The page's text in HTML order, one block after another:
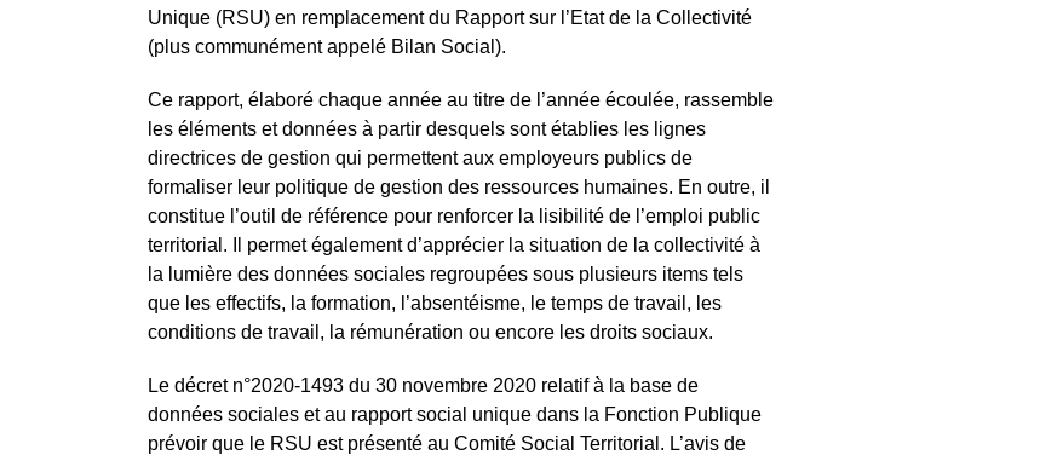
Unique (RSU) en remplacement du Rapport sur l’Etat de la Collectivité
(plus communément appelé Bilan Social).
Ce rapport, élaboré chaque année au titre de l’année écoulée, rassemble
les éléments et données à partir desquels sont établies les lignes
directrices de gestion qui permettent aux employeurs publics de
formaliser leur politique de gestion des ressources humaines. En outre, il
constitue l’outil de référence pour renforcer la lisibilité de l’emploi public
territorial. Il permet également d’apprécier la situation de la collectivité à
la lumière des données sociales regroupées sous plusieurs items tels
que les effectifs, la formation, l’absentéisme, le temps de travail, les
conditions de travail, la rémunération ou encore les droits sociaux.
Le décret n°2020-1493 du 30 novembre 2020 relatif à la base de
données sociales et au rapport social unique dans la Fonction Publique
prévoir que le RSU est présenté au Comité Social Territorial. L’avis de